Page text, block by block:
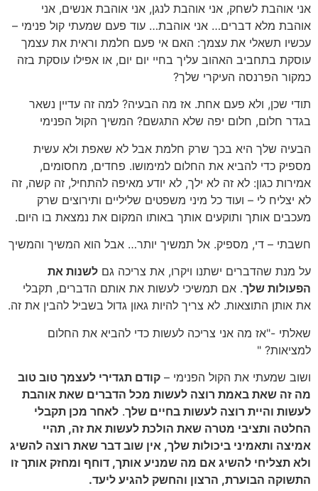
אני אוהבת לשחק, אני אוהבת לנגן, אני אוהבת אנשים, אני
אוהבת מלא דברים… אני אוהבת… עוד פעם שמעתי קול פנימי –
עכשיו תשאלי את עצמך: האם אי פעם חלמת וראית את עצמך
עוסקת בתחביב האהוב עליך בחיי יום יום, או אפילו עוסקת בזה
כמקור הפרנסה העיקרי שלך?
תודי שכן, ולא פעם אחת. אז מה הבעיה? למה זה עדיין נשאר
בגדר חלום, חלום יפה שלא התגשם? המשיך הקול הפנימי
הבעיה שלך היא בכך שרק חלמת אבל לא שאפת ולא עשית
מספיק כדי להביא את החלום למימושו. פחדים, מחסומים,
אמירות כגון: לא זה לא ילך, לא יודע מאיפה להתחיל, זה קשה, זה
לא יצליח לי – ועוד כל מיני משפטים שליליים ותירוצים שרק
מעכבים אותך ותוקעים אותך באותו המקום את נמצאת בו היום.
חשבתי – די, מספיק. אל תמשיך יותר… אבל הוא המשיך והמשיך
על מנת שהדברים ישתנו ויקרו, את צריכה גם לשנות את
הפעולות שלך. אם תמשיכי לעשות את אותם הדברים, תקבלי
את אותן התוצאות. לא צריך להיות גאון גדול בשביל להבין את זה.
שאלתי -"אז מה אני צריכה לעשות כדי להביא את החלום
למציאות? "
ושוב שמעתי את הקול הפנימי – קודם תגדירי לעצמך טוב טוב
מה זה שאת באמת רוצה לעשות מכל הדברים שאת אוהבת
לעשות והיית רוצה לעשות בחיים שלך. לאחר מכן תקבלי
החלטה ותציבי מטרה שאת הולכת לעשות את זה, תהיי
אמיצה ותאמיני ביכולות שלך, אין שוב דבר שאת רוצה להשיג
ולא תצליחי להשיג אם מה שמניע אותך, דוחף ומחזק אותך זו
התשוקה הבוערת, הרצון והחשק להגיע ליעד.